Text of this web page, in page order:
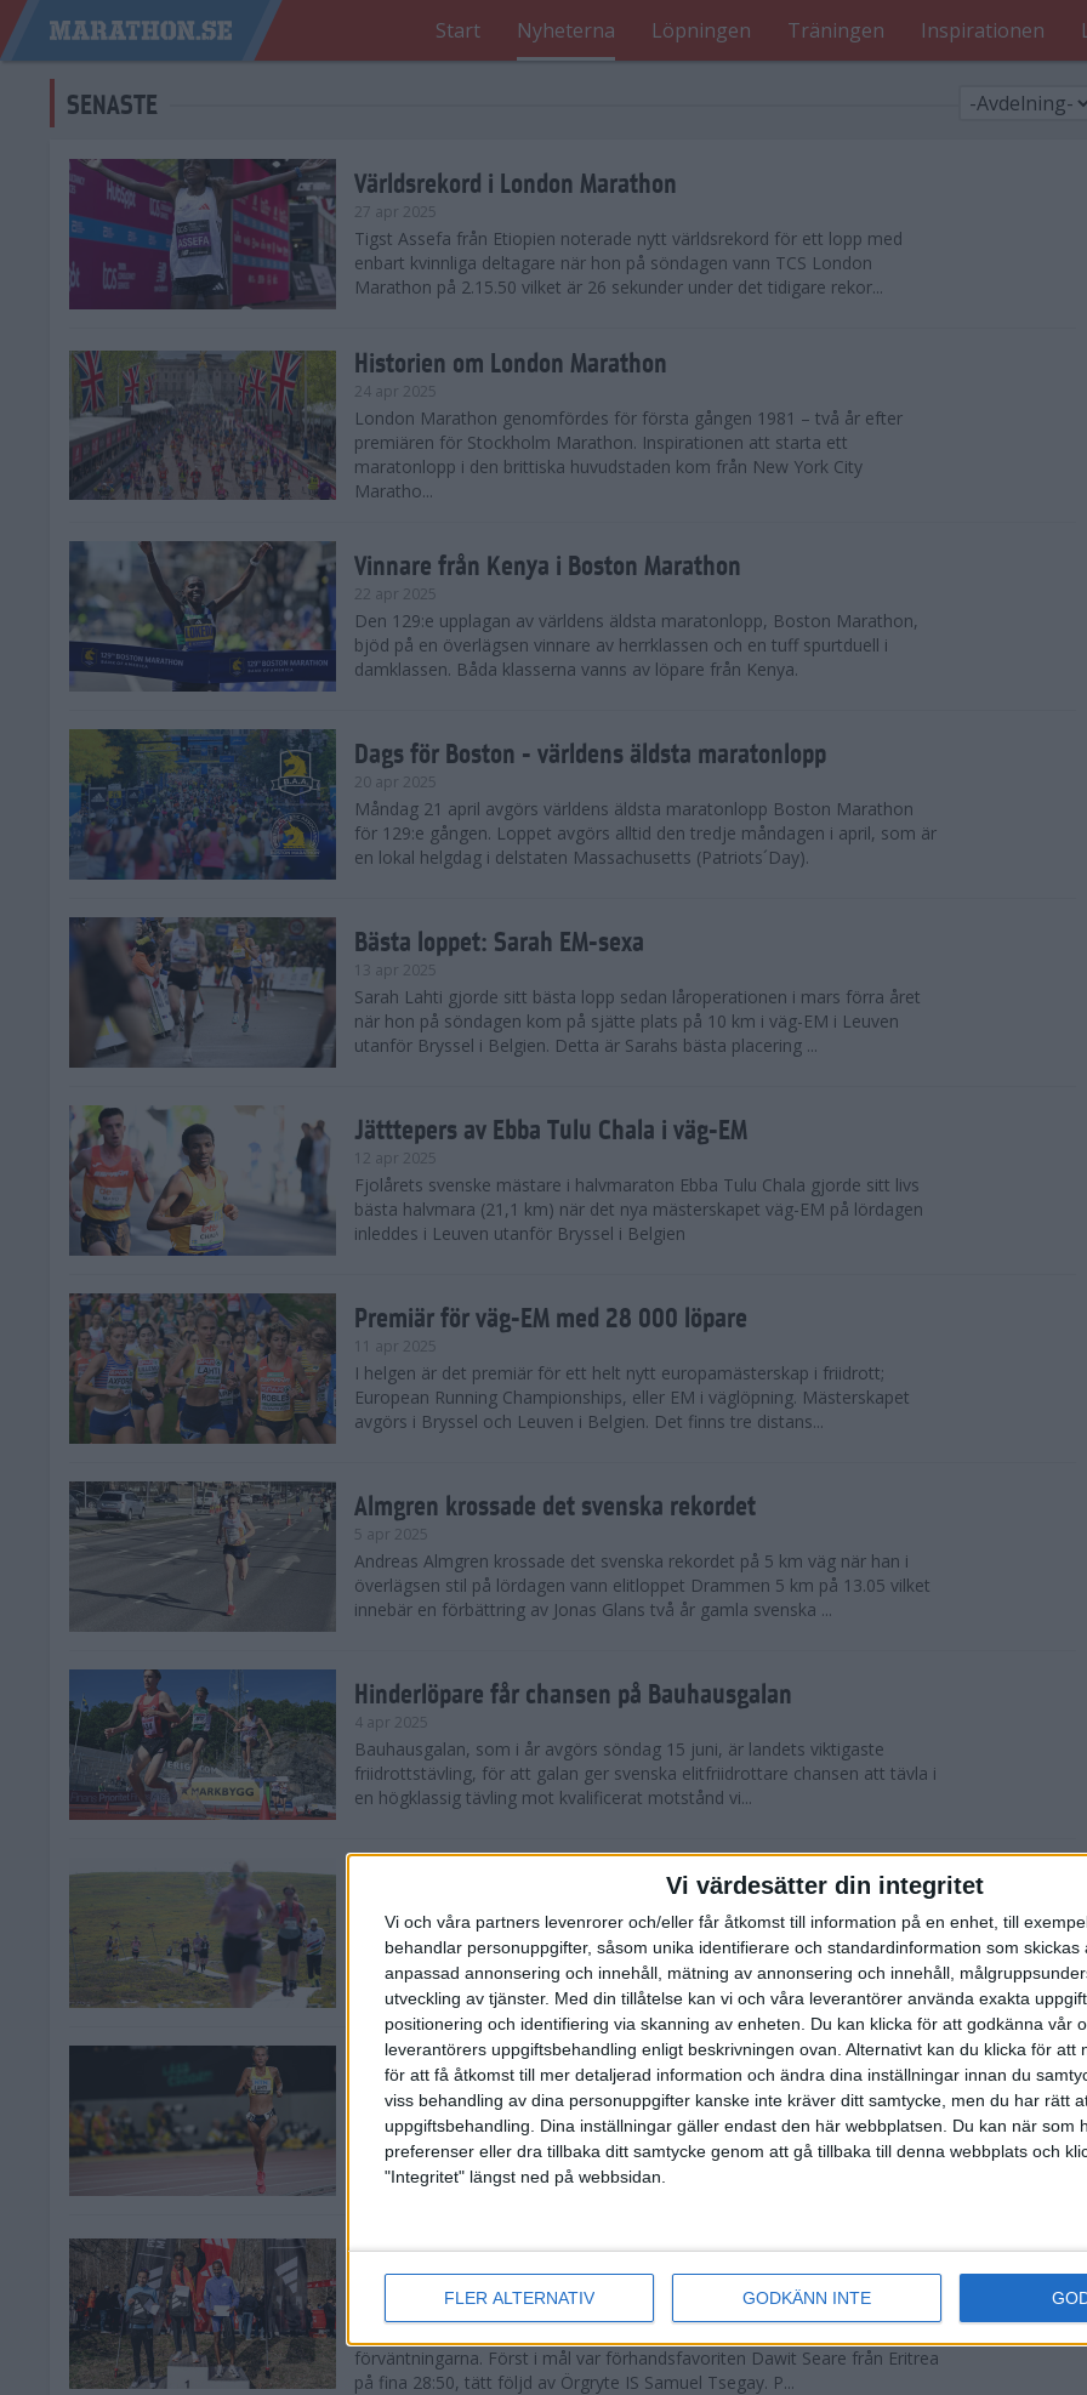
Vi värdesätter din integritet
Vi och våra partners levenrorer och/eller får åtkomst till information på en enhet, till
behandlar personuppgifter, såsom unika identifierare och standardinformation som skickas
anpassad annonsering och innehåll, mätning av annonsering och innehåll,
utveckling av tjänster. Med din tillåtelse kan vi och våra leverantörer använda exakta
positionering och identifiering via skanning av enheten. Du kan klicka för att godkänna vår
leverantörers uppgiftsbehandling enligt beskrivningen ovan. Alternativt kan du klicka för att
för att få åtkomst till mer detaljerad information och ändra dina inställningar innan du
viss behandling av dina personuppgifter kanske inte kräver ditt samtycke, men du har rätt
uppgiftsbehandling. Dina inställningar gäller endast den här webbplatsen. Du kan när som
preferenser eller dra tillbaka ditt samtycke genom att gå tillbaka till denna webbplats och
"Integritet" längst ned på webbsidan.
FLER ALTERNATIV GODKÄNN INTE
Start Nyheterna Löpningen Träningen Inspirationen
SENASTE
Världsrekord i London Marathon
27 apr 2025
Tigst Assefa från Etiopien noterade nytt världsrekord för ett lopp med
enbart kvinnliga deltagare när hon på söndagen vann TCS London
Marathon på 2.15.50 vilket är 26 sekunder under det tidigare rekor...
Historien om London Marathon
24 apr 2025
London Marathon genomfördes för första gången 1981 – två år efter
premiären för Stockholm Marathon. Inspirationen att starta ett
maratonlopp i den brittiska huvudstaden kom från New York City
Maratho...
Vinnare från Kenya i Boston Marathon
22 apr 2025
Den 129:e upplagan av världens äldsta maratonlopp, Boston Marathon,
bjöd på en överlägsen vinnare av herrklassen och en tuff spurtduell i
damklassen. Båda klasserna vanns av löpare från Kenya.
Dags för Boston - världens äldsta maratonlopp
20 apr 2025
Måndag 21 april avgörs världens äldsta maratonlopp Boston Marathon
för 129:e gången. Loppet avgörs alltid den tredje måndagen i april, som är
en lokal helgdag i delstaten Massachusetts (Patriots´Day).
Bästa loppet: Sarah EM-sexa
13 apr 2025
Sarah Lahti gjorde sitt bästa lopp sedan låroperationen i mars förra året
när hon på söndagen kom på sjätte plats på 10 km i väg-EM i Leuven
utanför Bryssel i Belgien. Detta är Sarahs bästa placering ...
Jätttepers av Ebba Tulu Chala i väg-EM
12 apr 2025
Fjolårets svenske mästare i halvmaraton Ebba Tulu Chala gjorde sitt livs
bästa halvmara (21,1 km) när det nya mästerskapet väg-EM på lördagen
inleddes i Leuven utanför Bryssel i Belgien
Premiär för väg-EM med 28 000 löpare
11 apr 2025
I helgen är det premiär för ett helt nytt europamästerskap i friidrott;
European Running Championships, eller EM i väglöpning. Mästerskapet
avgörs i Bryssel och Leuven i Belgien. Det finns tre distans...
Almgren krossade det svenska rekordet
5 apr 2025
Andreas Almgren krossade det svenska rekordet på 5 km väg när han i
överlägsen stil på lördagen vann elitloppet Drammen 5 km på 13.05 vilket
innebär en förbättring av Jonas Glans två år gamla svenska ...
Hinderlöpare får chansen på Bauhausgalan
4 apr 2025
Bauhausgalan, som i år avgörs söndag 15 juni, är landets viktigaste
friidrottstävling, för att galan ger svenska elitfriidrottare chansen att tävla i
en högklassig tävling mot kvalificerat motstånd vi...
Satsar du på att springa Tjejmilen Sälen i juni eller något annat fjällopp i
sommar? Eller är du sugen på att ta dig an Hammarbybacken i oktober?
Stockholms brantaste är en utmaning som heter duga. Rå...
Besviken Lahti tillbaka på banan
30 mar 2025
Sarah Lahti var besviken efter sitt första lopp på 10 000 m på tre år. På
söndagen slutade den 30-åriga Hässelby-löparen på 14:e plats i San Juan
Capistrano 10 000 m utan för Los Angeles. Detta anses ...
Snabba tider när adidas Premiärmilen sprang igång
löparsäsongen!
förväntningarna. Först i mål var förhandsfavoriten Dawit Seare från Eritrea
på fina 28:50, tätt följd av Örgryte IS Samuel Tsegay. P...